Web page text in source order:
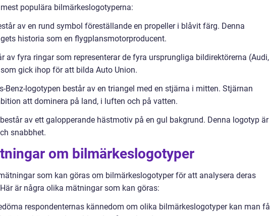
populära bilmärkeslogotyperna:
av en rund symbol föreställande en propeller i blåvit färg. Denna
historia som en flygplansmotorproducent.
av fyra ringar som representerar de fyra ursprungliga bildirektörerna (Audi,
gick ihop för att bilda Auto Union.
Benz-logotypen består av en triangel med en stjärna i mitten. Stjärnan
att dominera på land, i luften och på vatten.
av ett galopperande hästmotiv på en gul bakgrund. Denna logotyp är
snabbhet.
om bilmärkeslogotyper
som kan göras om bilmärkeslogotyper för att analysera deras
är några olika mätningar som kan göras:
respondenternas kännedom om olika bilmärkeslogotyper kan man få